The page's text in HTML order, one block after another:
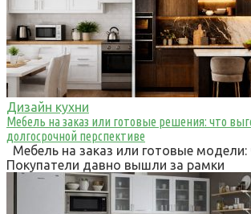
Дизайн кухни
Мебель на заказ или готовые решения: что
долгосрочной перспективе
Мебель на заказ или готовые
Покупатели давно вышли за рамки